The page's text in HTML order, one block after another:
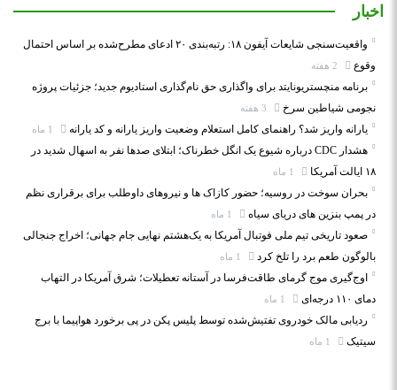
اخبار
واقعیت‌سنجی شایعات آیفون ۱۸: رتبه‌بندی ۲۰ ادعای مطرح‌شده بر اساس احتمال
وقوع
برنامه منچستریونایتد برای واگذاری حق نام‌گذاری استادیوم جدید؛ جزئیات پروژه
نجومی شیاطین سرخ
یارانه واریز شد؟ راهنمای کامل استعلام وضعیت واریز یارانه و کد یارانه
هشدار CDC درباره شیوع یک انگل خطرناک؛ ابتلای صدها نفر به اسهال شدید در
۱۸ ایالت آمریکا
بحران سوخت در روسیه؛ حضور کازاک‌ ها و نیروهای داوطلب برای برقراری نظم
در پمپ بنزین‌ های دریای سیاه
صعود تاریخی تیم ملی فوتبال آمریکا به یک‌هشتم نهایی جام جهانی؛ اخراج جنجالی
بالوگون طعم برد را تلخ کرد
اوج‌گیری موج گرمای طاقت‌فرسا در آستانه تعطیلات؛ شرق آمریکا در التهاب
دمای ۱۱۰ درجه‌ای
ردیابی مالک خودروی تفتیش‌شده توسط پلیس پکن در پی برخورد هواپیما با برج
سیتیک